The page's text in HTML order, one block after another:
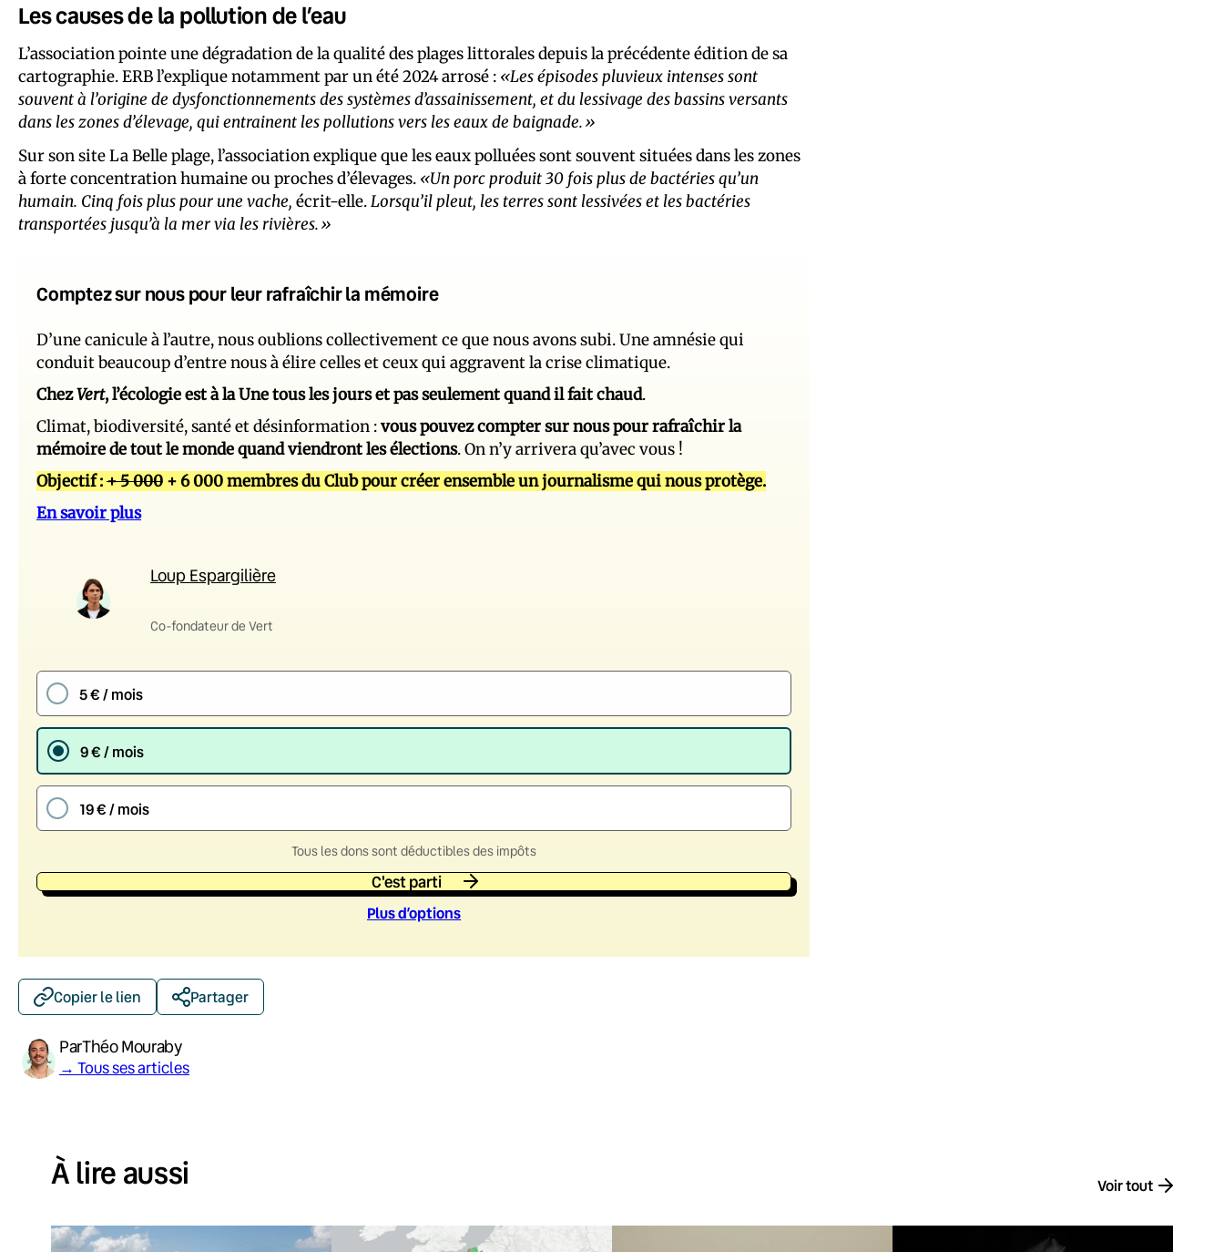
Les causes de la pollution de l’eau
L’association pointe une dégradation de la qualité des plages littorales depuis la précédente édition de sa
cartographie. ERB l’explique notamment par un été 2024 arrosé : «Les épisodes pluvieux intenses sont
souvent à l’origine de dysfonctionnements des systèmes d’assainissement, et du lessivage des bassins versants
dans les zones d’élevage, qui entrainent les pollutions vers les eaux de baignade.»
Sur son site La Belle plage, l’association explique que les eaux polluées sont souvent situées dans les zones
à forte concentration humaine ou proches d’élevages. «Un porc produit 30 fois plus de bactéries qu’un
humain. Cinq fois plus pour une vache, écrit-elle.Lorsqu’il pleut, les terres sont lessivées et les bactéries
transportées jusqu’à la mer via les rivières.»
Comptez sur nous pour leur rafraîchir la mémoire
D’une canicule à l’autre, nous oublions collectivement ce que nous avons subi. Une amnésie qui
conduit beaucoup d’entre nous à élire celles et ceux qui aggravent la crise climatique.
ChezVert, l’écologie est à la Une tous les jours et pas seulement quand il fait chaud.
Climat, biodiversité, santé et désinformation :vous pouvez compter sur nous pour rafraîchir la
mémoire de tout le monde quand viendront les élections. On n’y arrivera qu’avec vous !
Objectif :+ 5 000 + 6 000 membres du Club pour créer ensemble un journalisme qui nous protège.
En savoir plus
Loup Espargilière
Co-fondateur de Vert
5 € / mois
9 € / mois
19 € / mois
Tous les dons sont déductibles des impôts
C'est parti
Plus d’options
Copier le lien Partager
ParThéo Mouraby
→ Tous ses articles
À lire aussi Voir tout